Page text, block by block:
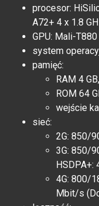
procesor:
A72+ 4 x 1.8
GPU: Mali-
system
pamięć:
RAM 4 GB,
ROM 64
wejście
sieć:
2G: 850/
3G: 850/
HSDPA+:
4G: 800/
Mbit/s